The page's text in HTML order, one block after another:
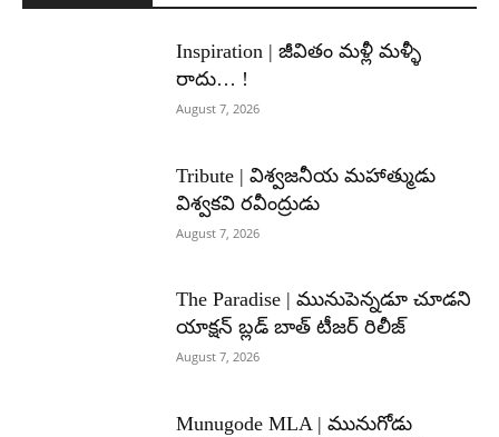
Inspiration | జీవితం మళ్లీ మళ్ళీ
రాదు… !
August 7, 2026
Tribute | విశ్వజనీయ మహాత్ముడు
విశ్వకవి రవీంద్రుడు
August 7, 2026
The Paradise | మునుపెన్నడూ చూడని
యాక్షన్ బ్లడ్ బాత్ టీజర్ రిలీజ్
August 7, 2026
Munugode MLA | మునుగోడు